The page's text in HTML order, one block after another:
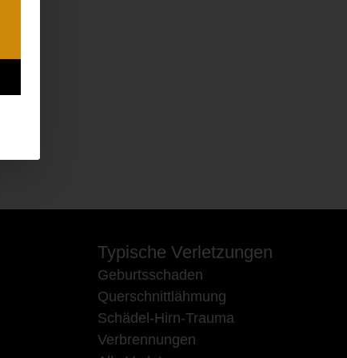
Typische Verletzungen
Geburtsschaden
Querschnittlähmung
Schädel-Hirn-Trauma
Verbrennungen